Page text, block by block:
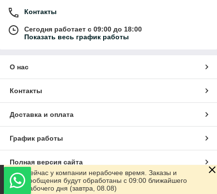
Контакты
Сегодня работает с 09:00 до 18:00
Показать весь график работы
О нас
Контакты
Доставка и оплата
График работы
Полная версия сайта
Сайт создан на маркетплейсеSatu.kz
Сейчас у компании нерабочее время. Заказы и
сообщения будут обработаны с 09:00 ближайшего
рабочего дня (завтра, 08.08)